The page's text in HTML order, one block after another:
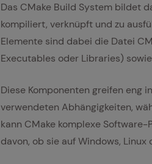
Das CMake Build System bildet
kompiliert, verknüpft und zu
Elemente sind dabei die Datei
Executables oder Libraries)
Diese Komponenten greifen eng
verwendeten Abhängigkeiten,
kann CMake komplexe
davon, ob sie auf Windows,